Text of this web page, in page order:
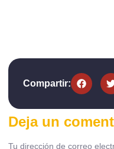
Compartir:
Deja un
Tu dirección de correo